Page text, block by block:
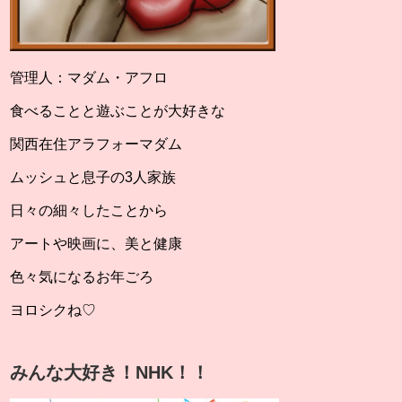
管理人：マダム・アフロ
食べることと遊ぶことが大好きな
関西在住アラフォーマダム
ムッシュと息子の3人家族
日々の細々したことから
アートや映画に、美と健康
色々気になるお年ごろ
ヨロシクね♡
みんな大好き！NHK！！